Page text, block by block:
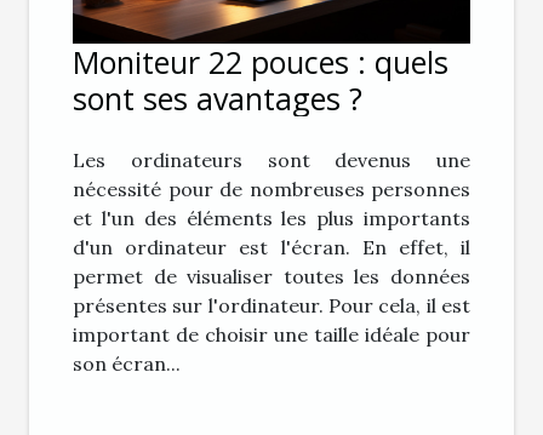
Moniteur 22 pouces : quels
sont ses avantages ?
Les ordinateurs sont devenus une
nécessité pour de nombreuses personnes
et l'un des éléments les plus importants
d'un ordinateur est l'écran. En effet, il
permet de visualiser toutes les données
présentes sur l'ordinateur. Pour cela, il est
important de choisir une taille idéale pour
son écran...